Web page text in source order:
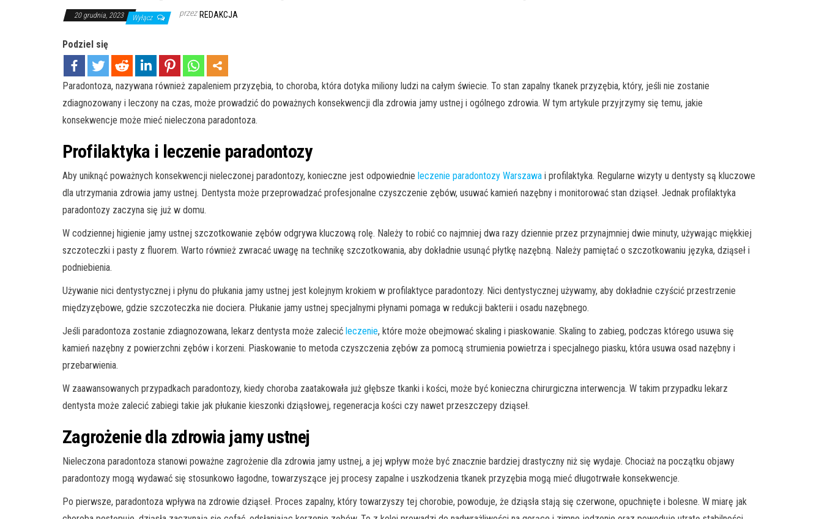
20 grudnia, 2023 Wyłącz przez REDAKCJA
Podziel się
Paradontoza, nazywana również zapaleniem przyzębia, to choroba, która dotyka miliony ludzi na całym świecie. To stan zapalny tkanek przyzębia, który, jeśli nie zostanie
zdiagnozowany i leczony na czas, może prowadzić do poważnych konsekwencji dla zdrowia jamy ustnej i ogólnego zdrowia. W tym artykule przyjrzymy się temu, jakie
konsekwencje może mieć nieleczona paradontoza.
Profilaktyka i leczenie paradontozy
Aby uniknąć poważnych konsekwencji nieleczonej paradontozy, konieczne jest odpowiednie leczenie paradontozy Warszawa i profilaktyka. Regularne wizyty u dentysty są kluczowe
dla utrzymania zdrowia jamy ustnej. Dentysta może przeprowadzać profesjonalne czyszczenie zębów, usuwać kamień nazębny i monitorować stan dziąseł. Jednak profilaktyka
paradontozy zaczyna się już w domu.
W codziennej higienie jamy ustnej szczotkowanie zębów odgrywa kluczową rolę. Należy to robić co najmniej dwa razy dziennie przez przynajmniej dwie minuty, używając miękkiej
szczoteczki i pasty z fluorem. Warto również zwracać uwagę na technikę szczotkowania, aby dokładnie usunąć płytkę nazębną. Należy pamiętać o szczotkowaniu języka, dziąseł i
podniebienia.
Używanie nici dentystycznej i płynu do płukania jamy ustnej jest kolejnym krokiem w profilaktyce paradontozy. Nici dentystycznej używamy, aby dokładnie czyścić przestrzenie
międzyzębowe, gdzie szczoteczka nie dociera. Płukanie jamy ustnej specjalnymi płynami pomaga w redukcji bakterii i osadu nazębnego.
Jeśli paradontoza zostanie zdiagnozowana, lekarz dentysta może zalecić leczenie, które może obejmować skaling i piaskowanie. Skaling to zabieg, podczas którego usuwa się
kamień nazębny z powierzchni zębów i korzeni. Piaskowanie to metoda czyszczenia zębów za pomocą strumienia powietrza i specjalnego piasku, która usuwa osad nazębny i
przebarwienia.
W zaawansowanych przypadkach paradontozy, kiedy choroba zaatakowała już głębsze tkanki i kości, może być konieczna chirurgiczna interwencja. W takim przypadku lekarz
dentysta może zalecić zabiegi takie jak płukanie kieszonki dziąsłowej, regeneracja kości czy nawet przeszczepy dziąseł.
Zagrożenie dla zdrowia jamy ustnej
Nieleczona paradontoza stanowi poważne zagrożenie dla zdrowia jamy ustnej, a jej wpływ może być znacznie bardziej drastyczny niż się wydaje. Chociaż na początku objawy
paradontozy mogą wydawać się stosunkowo łagodne, towarzyszące jej procesy zapalne i uszkodzenia tkanek przyzębia mogą mieć długotrwałe konsekwencje.
Po pierwsze, paradontoza wpływa na zdrowie dziąseł. Proces zapalny, który towarzyszy tej chorobie, powoduje, że dziąsła stają się czerwone, opuchnięte i bolesne. W miarę jak